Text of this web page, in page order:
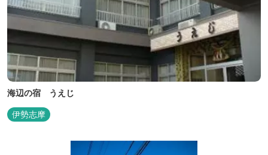
海辺の宿 うえじ
伊勢志摩